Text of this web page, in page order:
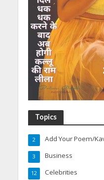
Topics
Add Your Poem/
2
Business
3
Celebrities
12